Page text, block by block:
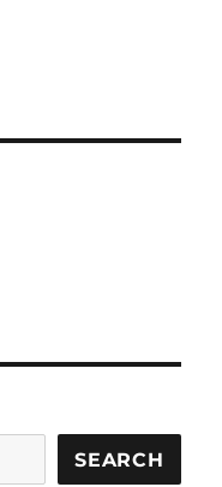
SEARCH